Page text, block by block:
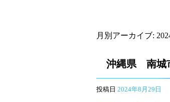
月別アーカイブ:
沖縄県 南城
投稿日 2024年8月29日